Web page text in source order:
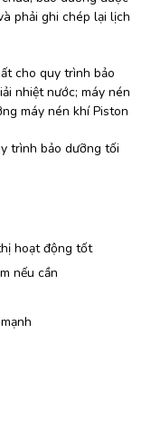
phải ghi chép lại lịch
cho quy trình bảo
nhiệt nước; máy nén
máy nén khí Piston
trình bảo dưỡng tối
hoạt động tốt
nếu cần